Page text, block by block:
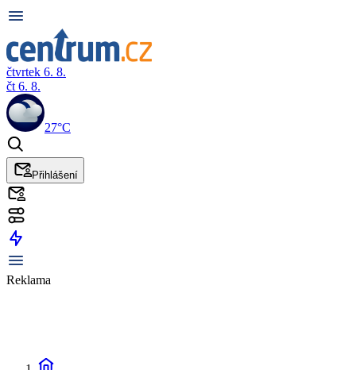
čtvrtek 6. 8.
čt 6. 8.
27°C
Přihlášení
Reklama